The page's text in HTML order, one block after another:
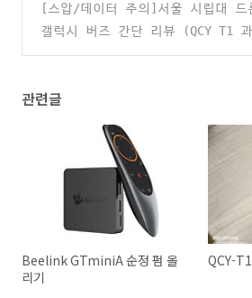
[스압/데이터 주의]서울 시립대 드
영 후기 (비행승인 받기ㅎ)
(1)
갤럭시 버즈 간단 리뷰 (QCY T1 과
관련글
Beelink GTminiA 순정 펌 올
리기
QCY-